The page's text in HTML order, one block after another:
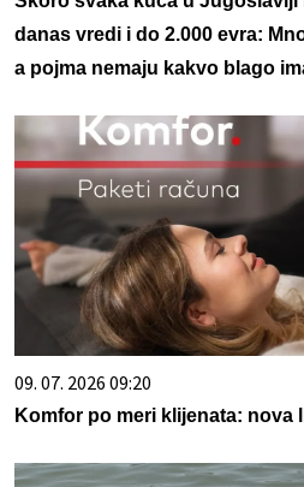
danas vredi i do 2.000 evra:
a pojma nemaju kakvo blago
09. 07. 2026 09:20
Komfor po meri klijenata: nova